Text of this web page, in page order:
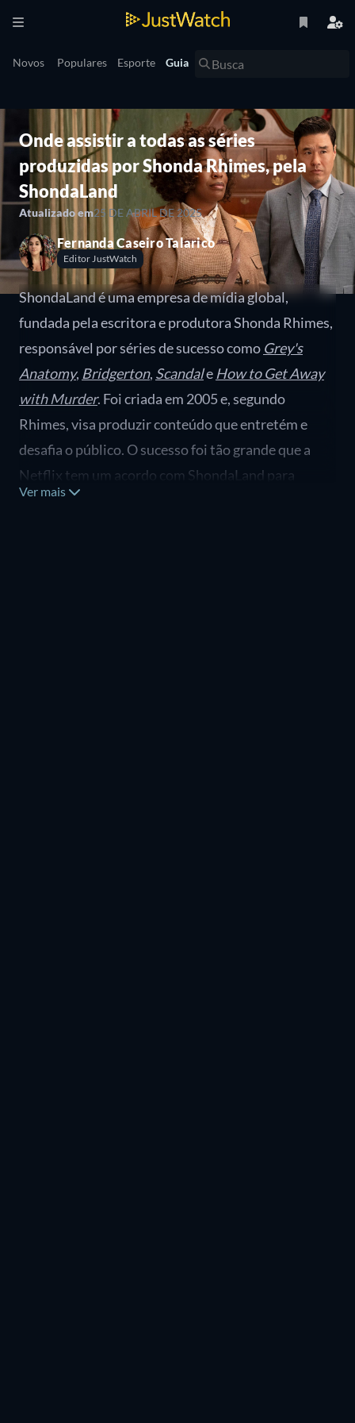
Novos Populares Esporte Guia
Onde assistir a todas as séries
produzidas por Shonda Rhimes, pela
ShondaLand
Atualizado em25 DE ABRIL DE 2025
Fernanda Caseiro Talarico
Editor JustWatch
ShondaLand é uma empresa de mídia global,
fundada pela escritora e produtora Shonda Rhimes,
responsável por séries de sucesso como Grey's
Anatomy, Bridgerton, Scandale How to Get Away
with Murder. Foi criada em 2005 e, segundo
Rhimes, visa produzir conteúdo que entretém e
desafia o público. O sucesso foi tão grande que a
Netflix tem um acordo com ShondaLand para
produzir séries inéditas para o catálogo.
Ver mais